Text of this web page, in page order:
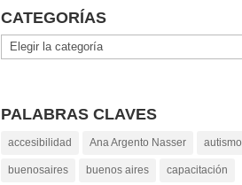
CATEGORÍAS
Categorías
PALABRAS CLAVES
accesibilidad Ana Argento Nasser autismo
buenosaires buenos aires capacitación